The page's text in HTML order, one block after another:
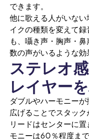
できます。
他に歌える人がいな
イクの種類を変えて
も、囁き声・胸声・
数の声がいるような効
ステレオ
レイヤー
ダブルやハーモニー
広げることでスタック
リードはセンターに
モニーは60％程度ま